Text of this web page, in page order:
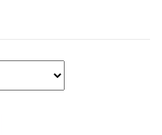
LC 90734